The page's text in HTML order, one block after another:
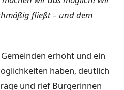
fließt – und dem
erhöht und ein
haben, deutlich
und rief Bürgerinnen